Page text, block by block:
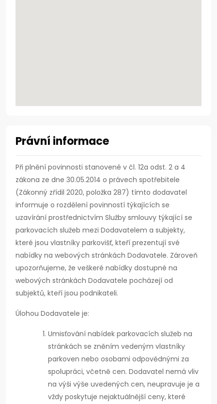
Právní informace
Při plnění povinnosti stanovené v čl. 12a odst. 2 a 4
zákona ze dne 30.05.2014 o právech spotřebitele
(Zákonný zřídil 2020, položka 287) tímto dodavatel
informuje o rozdělení povinností týkajících se
uzavírání prostřednictvím Služby smlouvy týkající se
parkovacích služeb mezi Dodavatelem a subjekty,
které jsou vlastníky parkovišť, kteří prezentují své
nabídky na webových stránkách Dodavatele. Zároveň
upozorňujeme, že veškeré nabídky dostupné na
webových stránkách Dodavatele pocházejí od
subjektů, kteří jsou podnikateli.
Úlohou Dodavatele je:
Umisťování nabídek parkovacích služeb na
stránkách se zněním vedeným vlastníky
parkoven nebo osobami odpovědnými za
spolupráci, včetně cen. Dodavatel nemá vliv
na výši výše uvedených cen, neupravuje je a
vždy poskytuje nejaktuálnější ceny, které